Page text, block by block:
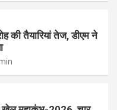
की तैयारियां तेज, डीएम ने